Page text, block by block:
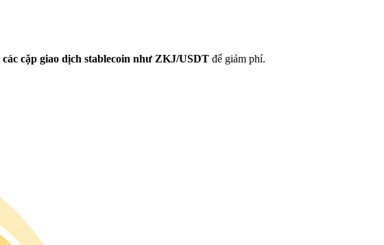
các cặp giao dịch stablecoin như ZKJ/USDT để giảm phí.